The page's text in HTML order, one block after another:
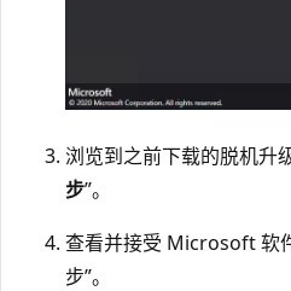
浏览到之前下载的脱机升
步”。
查看并接受 Microsoft 软
步”。